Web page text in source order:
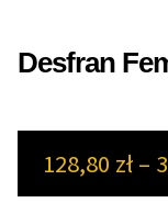
Medyczne
Desfran
128,80 zł –